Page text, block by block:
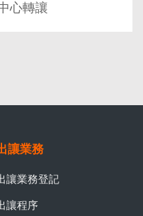
心轉讓
讓業務
讓業務登記
讓程序